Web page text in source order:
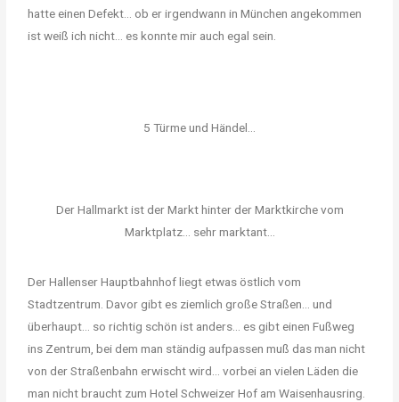
hatte einen Defekt… ob er irgendwann in München angekommen
ist weiß ich nicht… es konnte mir auch egal sein.
5 Türme und Händel...
Der Hallmarkt ist der Markt hinter der Marktkirche vom
Marktplatz... sehr marktant...
Der Hallenser Hauptbahnhof liegt etwas östlich vom
Stadtzentrum. Davor gibt es ziemlich große Straßen… und
überhaupt… so richtig schön ist anders… es gibt einen Fußweg
ins Zentrum, bei dem man ständig aufpassen muß das man nicht
von der Straßenbahn erwischt wird… vorbei an vielen Läden die
man nicht braucht zum Hotel Schweizer Hof am Waisenhausring.